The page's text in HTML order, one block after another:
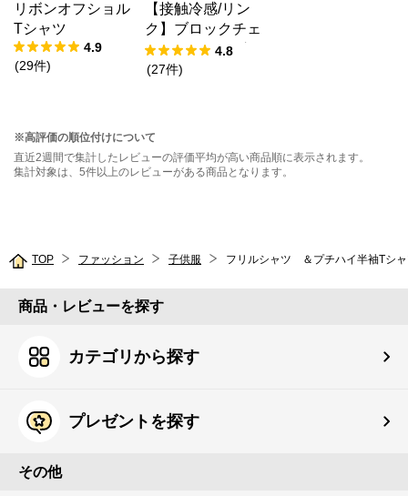
リボンオフショル
Tシャツ
4.9
(29件)
【接触冷感/リン
ク】ブロックチェ
ックドッキングT
シャツ
4.8
(27件)
※高評価の順位付けについて
直近2週間で集計したレビューの評価平均が高い商品順に表示されます。
集計対象は、5件以上のレビューがある商品となります。
TOP ファッション 子供服 フリルシャツ ＆プチハイ半袖Tシ
商品・レビューを探す
カテゴリから探す
プレゼントを探す
その他